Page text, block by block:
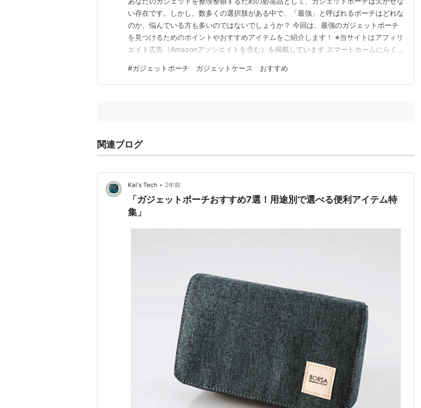
い存在です。しかし、数多くの選択肢がある中で、「最強」と呼ばれるポーチはどれな
のか、悩んでいる方も多いのではないでしょうか？ 今回は、最強のガジェットポーチ
を見つけるためのポイントやおすすめアイテムをご紹介します！ ※当サイトはアフィリ
エイト広告（Amazonアソシエイトを含む）を掲載しています スマートホームにらく
を選ぶ際には、いくつかの重要なポイントがあります。これらを押さえることで、あな
たにとっての最強のポーチを見つける手助…
#ガジェットポーチ ガジェットケース おすすめ
関連ブログ
Kai's Tech • 2年前
「ガジェットポーチおすすめ7選！用途別で選べる便利アイテム特
集」